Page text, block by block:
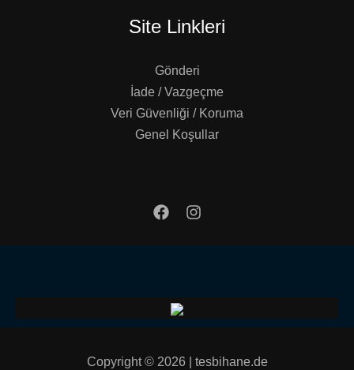
Site Linkleri
Gönderi
İade / Vazgeçme
Veri Güvenliği / Koruma
Genel Koşullar
Copyright © 2026 | tesbihane.de